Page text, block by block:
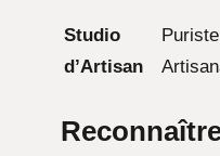
Studio
d’Artisan